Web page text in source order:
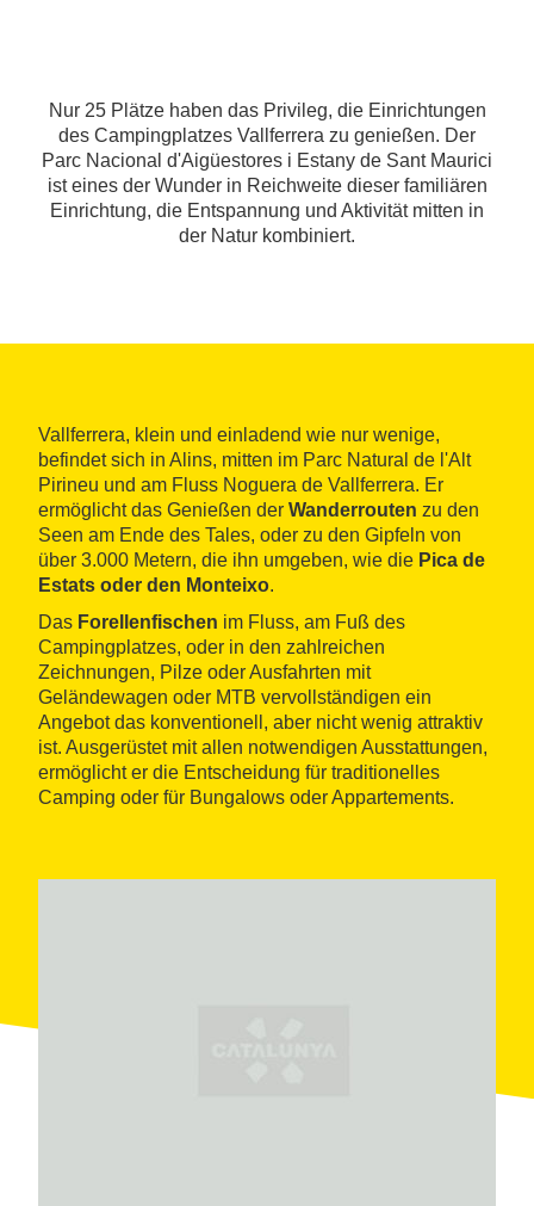
Nur 25 Plätze haben das Privileg, die Einrichtungen
des Campingplatzes Vallferrera zu genießen. Der
Parc Nacional d'Aigüestores i Estany de Sant Maurici
ist eines der Wunder in Reichweite dieser familiären
Einrichtung, die Entspannung und Aktivität mitten in
der Natur kombiniert.
Vallferrera, klein und einladend wie nur wenige,
befindet sich in Alins, mitten im Parc Natural de l'Alt
Pirineu und am Fluss Noguera de Vallferrera. Er
ermöglicht das Genießen der Wanderrouten zu den
Seen am Ende des Tales, oder zu den Gipfeln von
über 3.000 Metern, die ihn umgeben, wie die Pica de
Estats oder den Monteixo.
Das Forellenfischen im Fluss, am Fuß des
Campingplatzes, oder in den zahlreichen
Zeichnungen, Pilze oder Ausfahrten mit
Geländewagen oder MTB vervollständigen ein
Angebot das konventionell, aber nicht wenig attraktiv
ist. Ausgerüstet mit allen notwendigen Ausstattungen,
ermöglicht er die Entscheidung für traditionelles
Camping oder für Bungalows oder Appartements.